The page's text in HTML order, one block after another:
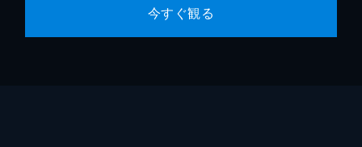
今すぐ観る